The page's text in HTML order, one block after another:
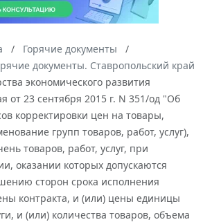
Горячие документы
документы. Ставропольский край
экономического развития
от 23 сентября 2015 г. N 351/од "Об
корректировки цен на товары,
групп товаров, работ, услуг),
товаров, работ, услуг, при
оказании которых допускаются
сторон срока исполнения
контракта, и (или) цены единицы
и (или) количества товаров, объема